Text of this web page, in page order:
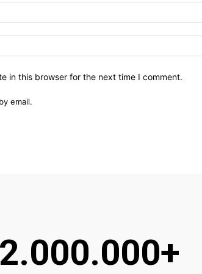
in this browser for the next time I comment.
email.
2.000.000+